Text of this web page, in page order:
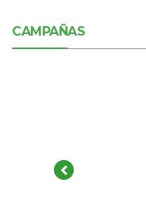
CAMPAÑAS